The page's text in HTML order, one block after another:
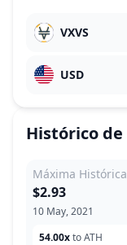
VXVS
USD
Máxima Histórica
10 May, 2021
$2.93
54.00xto ATH